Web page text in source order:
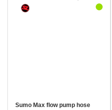
Sumo Max flow pump hose